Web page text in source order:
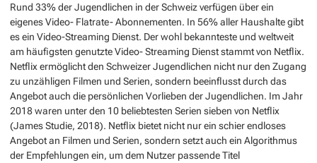
Rund 33% der Jugendlichen in der Schweiz verfügen über ein
eigenes Video- Flatrate- Abonnementen. In 56% aller Haushalte gibt
es ein Video-Streaming Dienst. Der wohl bekannteste und weltweit
am häufigsten genutzte Video- Streaming Dienst stammt von Netflix.
Netflix ermöglicht den Schweizer Jugendlichen nicht nur den Zugang
zu unzähligen Filmen und Serien, sondern beeinflusst durch das
Angebot auch die persönlichen Vorlieben der Jugendlichen. Im Jahr
2018 waren unter den 10 beliebtesten Serien sieben von Netflix
(James Studie, 2018). Netflix bietet nicht nur ein schier endloses
Angebot an Filmen und Serien, sondern setzt auch ein Algorithmus
der Empfehlungen ein, um dem Nutzer passende Titel